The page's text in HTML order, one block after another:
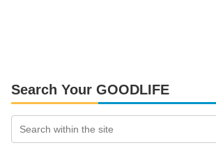
Search Your GOODLIFE